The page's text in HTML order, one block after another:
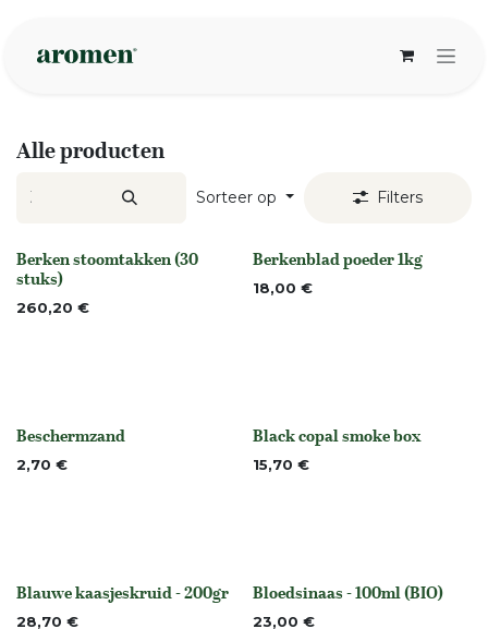
Alle producten
Sorteer op Filters
Niet op voorraad
Berken stoomtakken (30
stuks)
260,20 €
None
Berkenblad poeder 1kg
18,00 €
None
Beschermzand
2,70 € Niet op voorraad
Black copal smoke box
15,70 €
None
Blauwe kaasjeskruid - 200gr
28,70 € None
Bloedsinaas - 100ml (BIO)
23,00 €